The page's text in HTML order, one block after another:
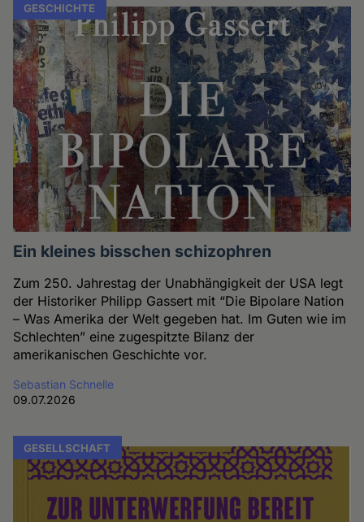
GESCHICHTE
Ein kleines bisschen schizophren
Zum 250. Jahrestag der Unabhängigkeit der USA legt
der Historiker Philipp Gassert mit “Die Bipolare Nation
– Was Amerika der Welt gegeben hat. Im Guten wie im
Schlechten” eine zugespitzte Bilanz der
amerikanischen Geschichte vor.
Sebastian Schnelle
09.07.2026
GESELLSCHAFT